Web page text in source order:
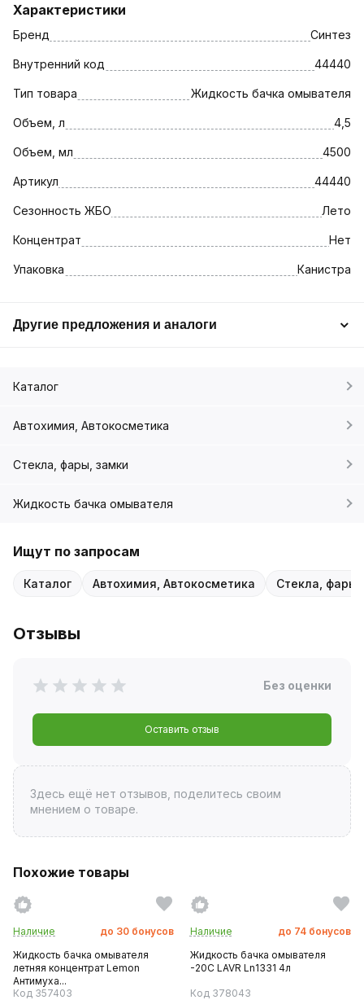
Характеристики
Бренд Синтез
Внутренний код 44440
Тип товара Жидкость бачка омывателя
Объем, л 4,5
Объем, мл 4500
Артикул 44440
Сезонность ЖБО Лето
Концентрат Нет
Упаковка Канистра
Другие предложения и аналоги
Каталог
Автохимия, Автокосметика
Стекла, фары, замки
Жидкость бачка омывателя
Ищут по запросам
Каталог Автохимия, Автокосметика Стекла, фары,
Отзывы
Без оценки
Оставить отзыв
Здесь ещё нет отзывов, поделитесь своим
мнением о товаре.
Похожие товары
Наличие до 30 бонусов
Жидкость бачка омывателя
летняя концентрат Lemon
Антимуха...
Код 357403
Наличие до 74 бонусов
Жидкость бачка омывателя
-20C LAVR Ln1331 4л
Код 378043